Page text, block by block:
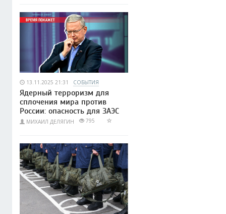
13.11.2025 21:31 СОБЫТИЯ
Ядерный терроризм для
сплочения мира против
России: опасность для ЗАЭС
МИХАИЛ ДЕЛЯГИН 795